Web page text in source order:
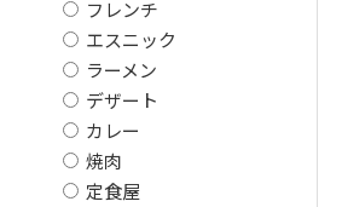
フレンチ
エスニック
ラーメン
デザート
カレー
焼肉
定食屋